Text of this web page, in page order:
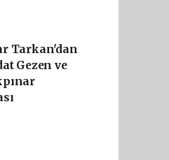
Tarkan'dan
Gezen ve